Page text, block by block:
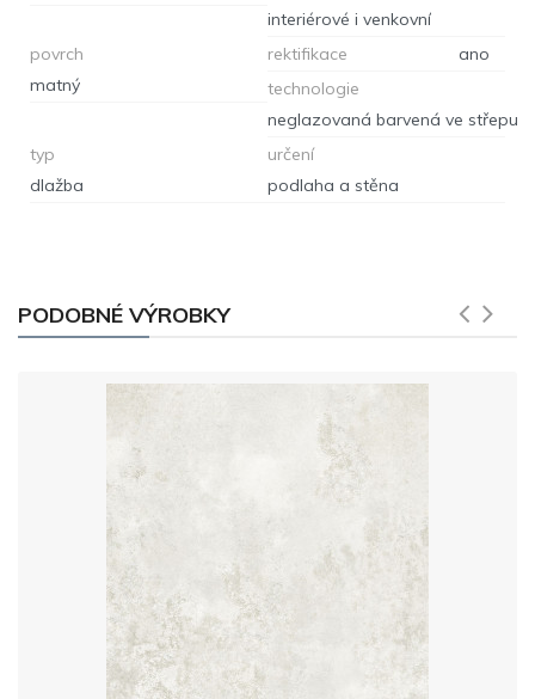
interiérové i venkovní
povrch
matný
rektifikace
ano
technologie
neglazovaná barvená ve střepu
typ
dlažba
určení
podlaha a stěna
PODOBNÉ VÝROBKY